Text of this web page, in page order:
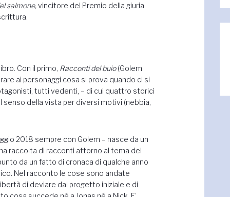
salmone,vincitore del Premio della giuria
Con il primo, Racconti del buio(Golem
ai personaggi cosa si prova quando ci si
tutti vedenti, – di cui quattro storici
della vista per diversi motivi (nebbia,
2018 sempre con Golem – nasce da un
raccolta di racconti attorno al tema del
da un fatto di cronaca di qualche anno
Nel racconto le cose sono andate
di deviare dal progetto iniziale e di